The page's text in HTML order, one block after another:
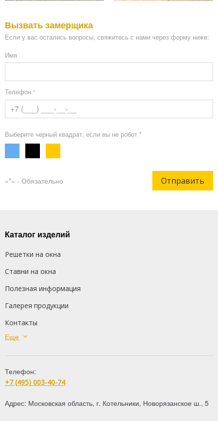
Вызвать замерщика
Если у вас остались вопросы, свяжитесь с нами через форму ниже:
Имя
Телефон *
Выберите черный квадрат, если вы не робот *
«*» - Обязательно Отправить
Каталог изделий
Решетки на окна
Ставни на окна
Полезная информация
Галерея продукции
Контакты
Сварные решетки
Кованые решетки
Распашные решетки
Решетки на балкон
Еще
Телефон:
+7 (495) 003-40-74
Адрес: Московская область, г. Котельники, Новорязанское ш., 5